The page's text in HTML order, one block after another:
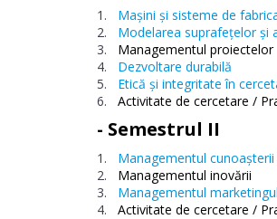
Maşini şi sisteme de
Modelarea suprafeţelor şi
Managementul proiectelor
Dezvoltare durabilă
Etică şi integritate în
Activitate de cercetare /
- Semestrul II
Managementul
Managementul inovării
Managementul
Activitate de cercetare /